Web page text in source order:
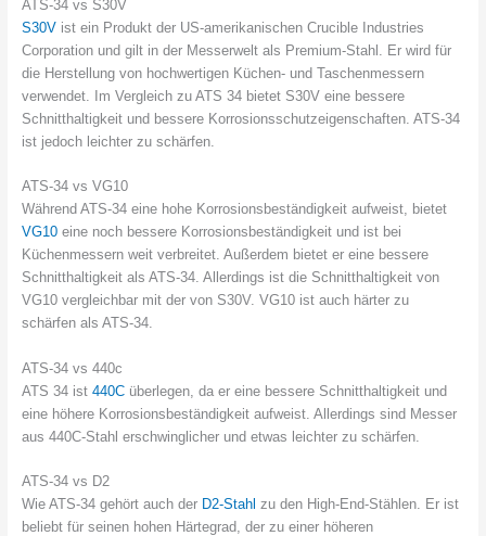
ATS-34 vs S30V
S30Vist ein Produkt der US-amerikanischen Crucible Industries
Corporation und gilt in der Messerwelt als Premium-Stahl. Er wird für
die Herstellung von hochwertigen Küchen- und Taschenmessern
verwendet. Im Vergleich zu ATS 34 bietet S30V eine bessere
Schnitthaltigkeit und bessere Korrosionsschutzeigenschaften. ATS-34
ist jedoch leichter zu schärfen.
ATS-34 vs VG10
Während ATS-34 eine hohe Korrosionsbeständigkeit aufweist, bietet
VG10eine noch bessere Korrosionsbeständigkeit und ist bei
Küchenmessern weit verbreitet. Außerdem bietet er eine bessere
Schnitthaltigkeit als ATS-34. Allerdings ist die Schnitthaltigkeit von
VG10 vergleichbar mit der von S30V. VG10 ist auch härter zu
schärfen als ATS-34.
ATS-34 vs 440c
ATS 34 ist 440C überlegen, da er eine bessere Schnitthaltigkeit und
eine höhere Korrosionsbeständigkeit aufweist. Allerdings sind Messer
aus 440C-Stahl erschwinglicher und etwas leichter zu schärfen.
ATS-34 vs D2
Wie ATS-34 gehört auch der D2-Stahl zu den High-End-Stählen. Er ist
beliebt für seinen hohen Härtegrad, der zu einer höheren